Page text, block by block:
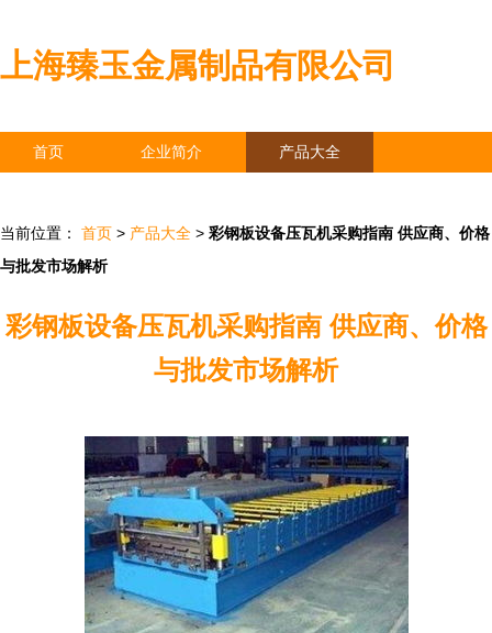
上海臻玉金属制品有限公司
首页 企业简介 产品大全
当前位置： 首页 > 产品大全 > 彩钢板设备压瓦机采购指南 供应商、价格
与批发市场解析
彩钢板设备压瓦机采购指南 供应商、价格
与批发市场解析